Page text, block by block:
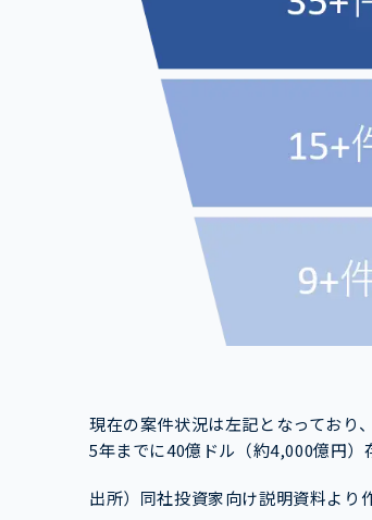
現在の案件状況は左記となっており
5年までに40億ドル（約4,000億円）
出所）同社投資家向け説明資料より